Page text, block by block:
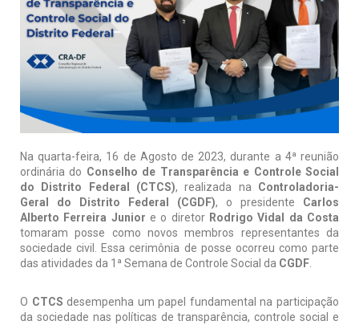
Na quarta-feira, 16 de Agosto de 2023, durante a 4ª reunião
ordinária do Conselho de Transparência e Controle Social
do Distrito Federal (CTCS), realizada na Controladoria-
Geral do Distrito Federal (CGDF), o presidente Carlos
Alberto Ferreira Junior e o diretor Rodrigo Vidal da Costa
tomaram posse como novos membros representantes da
sociedade civil. Essa cerimônia de posse ocorreu como parte
das atividades da 1ª Semana de Controle Social da CGDF.
O CTCS desempenha um papel fundamental na participação
da sociedade nas políticas de transparência, controle social e